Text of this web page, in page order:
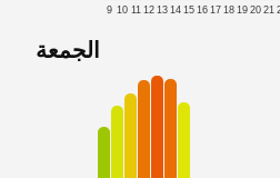
9 10 11 12 13 14 15 16 17 18 19 20 21
الجمعة